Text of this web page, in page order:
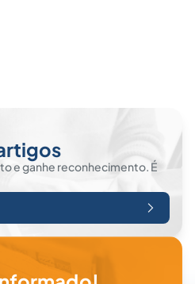
e ganhe reconhecimento. É